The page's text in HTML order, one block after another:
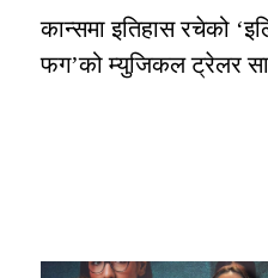
कान्समा इतिहास रचेको
फग’को म्युजिकल ट्रेलर